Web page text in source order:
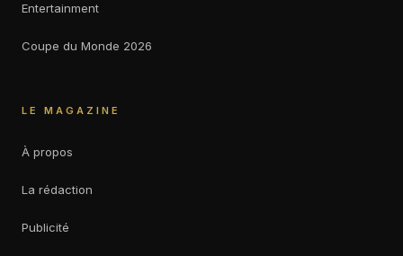
Entertainment
Coupe du Monde 2026
LE MAGAZINE
À propos
La rédaction
Publicité